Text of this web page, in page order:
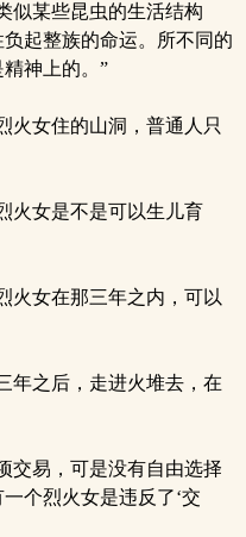
似某些昆虫的生活结构
起整族的命运。所不同的
神上的。”
火女住的山洞，普通人只
火女是不是可以生儿育
火女在那三年之内，可以
年之后，走进火堆去，在
交易，可是没有自由选择
个烈火女是违反了‘交